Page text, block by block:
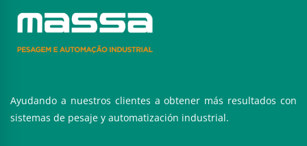
Ayudando a nuestros clientes a obtener más resultados con
sistemas de pesaje y automatización industrial.